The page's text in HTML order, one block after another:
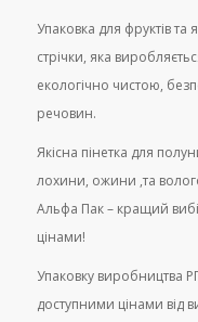
Упаковка для фруктів
стрічки, яка
екологічно чистою,
речовин.
Якісна пінетка для
лохини, ожини ,та
Альфа Пак – кращий
цінами!
Упаковку виробництва
доступними цінами від